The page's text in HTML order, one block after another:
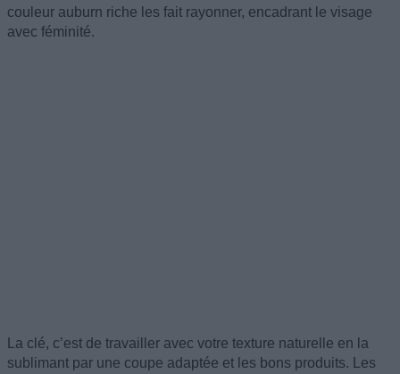
couleur auburn riche les fait rayonner, encadrant le visage
avec féminité.
La clé, c’est de travailler avec votre texture naturelle en la
sublimant par une coupe adaptée et les bons produits. Les